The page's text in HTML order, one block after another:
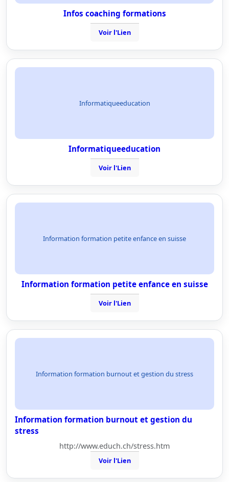
Infos coaching formations
Voir l'Lien
Informatiqueeducation
Informatiqueeducation
Voir l'Lien
Information formation petite enfance en suisse
Information formation petite enfance en suisse
Voir l'Lien
Information formation burnout et gestion du stress
Information formation burnout et gestion du
stress
http://www.educh.ch/stress.htm
Voir l'Lien